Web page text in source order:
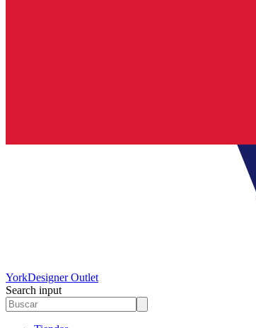
YorkDesigner Outlet
Search input